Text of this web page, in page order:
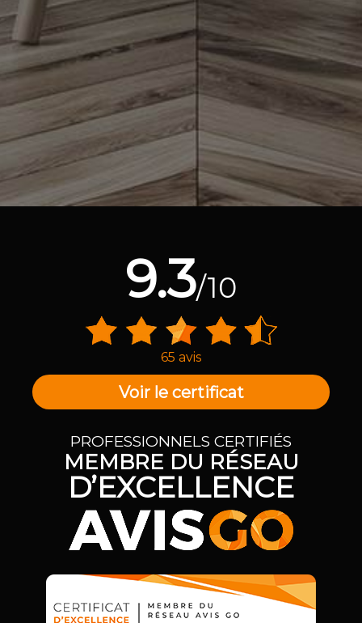
9.3/10
65 avis
Voir le certificat
PROFESSIONNELS CERTIFIÉS
MEMBRE DU RÉSEAU
D’EXCELLENCE